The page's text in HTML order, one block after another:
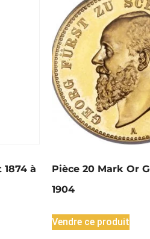
à
Pièce 20 Mark Or
1904
Vendre ce produit